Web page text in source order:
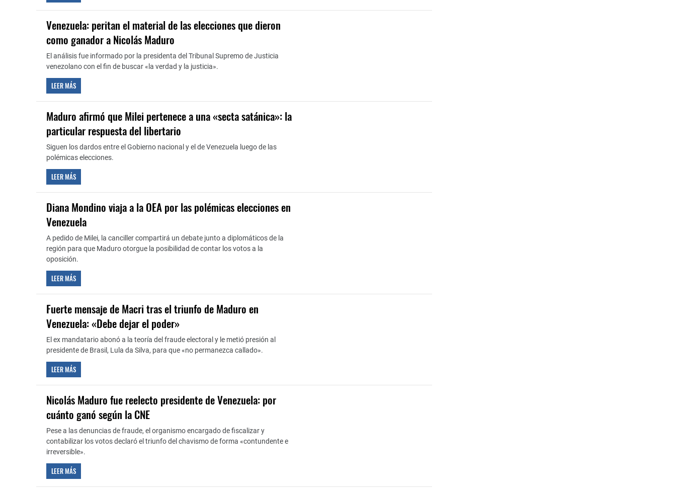
Venezuela: peritan el material de las elecciones que dieron
como ganador a Nicolás Maduro
El análisis fue informado por la presidenta del Tribunal Supremo de Justicia
venezolano con el fin de buscar «la verdad y la justicia».
LEER MÁS
Maduro afirmó que Milei pertenece a una «secta satánica»: la
particular respuesta del libertario
Siguen los dardos entre el Gobierno nacional y el de Venezuela luego de las
polémicas elecciones.
LEER MÁS
Diana Mondino viaja a la OEA por las polémicas elecciones en
Venezuela
A pedido de Milei, la canciller compartirá un debate junto a diplomáticos de la
región para que Maduro otorgue la posibilidad de contar los votos a la
oposición.
LEER MÁS
Fuerte mensaje de Macri tras el triunfo de Maduro en
Venezuela: «Debe dejar el poder»
El ex mandatario abonó a la teoría del fraude electoral y le metió presión al
presidente de Brasil, Lula da Silva, para que «no permanezca callado».
LEER MÁS
Nicolás Maduro fue reelecto presidente de Venezuela: por
cuánto ganó según la CNE
Pese a las denuncias de fraude, el organismo encargado de fiscalizar y
contabilizar los votos declaró el triunfo del chavismo de forma «contundente e
irreversible».
LEER MÁS